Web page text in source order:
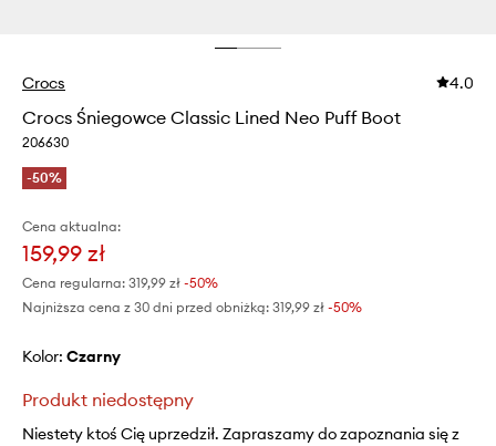
Crocs 4.0
Crocs Śniegowce Classic Lined Neo Puff Boot
206630
-50%
Cena aktualna:
159,99 zł
Cena regularna: 319,99 zł -50%
Najniższa cena z 30 dni przed obniżką: 319,99 zł -50%
Kolor: czarny
Produkt niedostępny
Niestety ktoś Cię uprzedził. Zapraszamy do zapoznania się z